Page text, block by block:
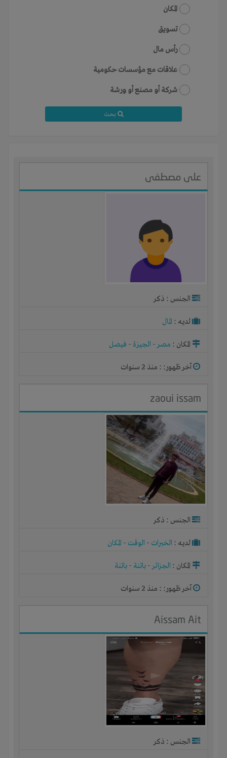
المكان
تسويق
رأس مال
علاقات مع مؤسسات حكومية
شركة أو مصنع أو ورشة
على مصطفى
الجنس : ذكر
لديـه : المال
المكان : مصر- الجيزة - فيصل
آخر ظهور: : منذ 2 سنوات
zaoui issam
الجنس : ذكر
لديـه : الخبرات - الوقت - المكان
المكان : الجزائر- باتنة - باتنة
آخر ظهور: : منذ 2 سنوات
Aissam Ait
الجنس : ذكر